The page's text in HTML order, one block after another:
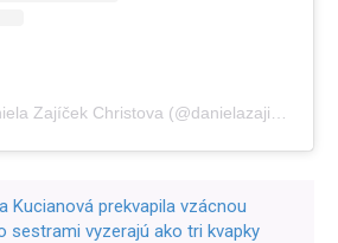
Kucianová prekvapila vzácnou
sestrami vyzerajú ako tri kvapky